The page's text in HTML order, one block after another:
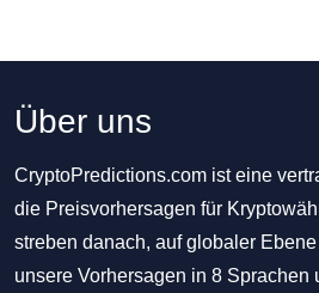
Über uns
CryptoPredictions.com ist eine
die Preisvorhersagen für
streben danach, auf globaler
unsere Vorhersagen in 8 Sprachen